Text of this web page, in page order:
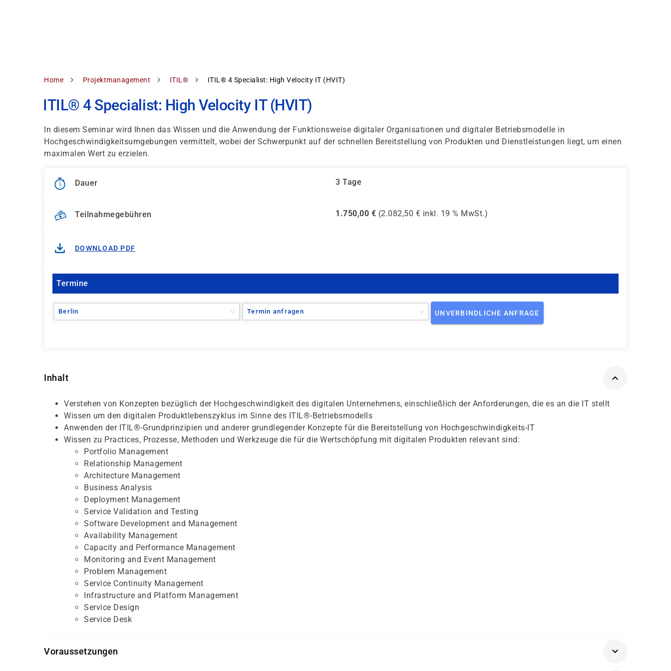
Pfadnavigation
Home Projektmanagement ITIL® ITIL® 4 Specialist: High Velocity IT (HVIT)
ITIL® 4 Specialist: High Velocity IT (HVIT)
In diesem Seminar wird Ihnen das Wissen und die Anwendung der Funktionsweise digitaler Organisationen und digitaler Betriebsmodelle in
Hochgeschwindigkeitsumgebungen vermittelt, wobei der Schwerpunkt auf der schnellen Bereitstellung von Produkten und Dienstleistungen liegt, um einen
maximalen Wert zu erzielen.
Dauer 3 Tage
Teilnahmegebühren 1.750,00 € (2.082,50 € inkl. 19 % MwSt.)
DOWNLOAD PDF
Termine
Berlin Termin anfragen UNVERBINDLICHE ANFRAGE
Inhalt
Verstehen von Konzepten bezüglich der Hochgeschwindigkeit des digitalen Unternehmens, einschließlich der Anforderungen, die es an die IT stellt
Wissen um den digitalen Produktlebenszyklus im Sinne des ITIL®-Betriebsmodells
Anwenden der ITIL®-Grundprinzipien und anderer grundlegender Konzepte für die Bereitstellung von Hochgeschwindigkeits-IT
Wissen zu Practices, Prozesse, Methoden und Werkzeuge die für die Wertschöpfung mit digitalen Produkten relevant sind:
Portfolio Management
Relationship Management
Architecture Management
Business Analysis
Deployment Management
Service Validation and Testing
Software Development and Management
Availability Management
Capacity and Performance Management
Monitoring and Event Management
Problem Management
Service Continuity Management
Infrastructure and Platform Management
Service Design
Service Desk
Voraussetzungen